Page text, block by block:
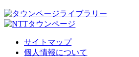
サイトマップ
個人情報について